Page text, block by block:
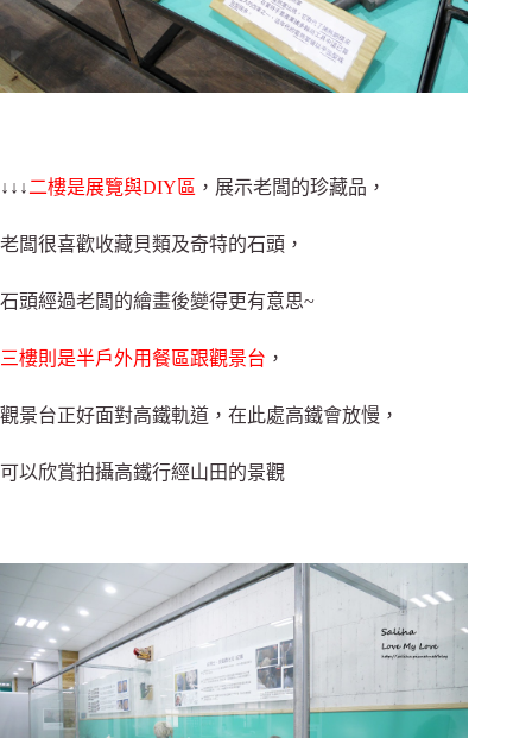
↓↓↓二樓是展覽與DIY區 ，展示老闆的珍藏品，
老闆很喜歡收藏貝類及奇特的石頭，
石頭經過老闆的繪畫後變得更有意思~
三樓則是半戶外用餐區跟觀景台 ，
觀景台正好面對高鐵軌道，在此處高鐵會放慢，
可以欣賞拍攝高鐵行經山田的景觀